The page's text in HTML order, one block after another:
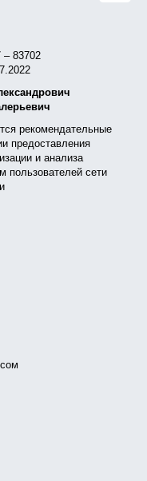
83702
рекомендательные
предоставления
и анализа
пользователей сети